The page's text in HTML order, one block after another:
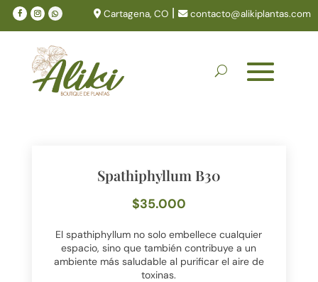
Cartagena, CO| contacto@alikiplantas.com
Spathiphyllum B30
$35.000
El spathiphyllum no solo embellece cualquier
espacio, sino que también contribuye a un
ambiente más saludable al purificar el aire de
toxinas.